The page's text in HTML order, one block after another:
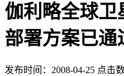
伽利略全球卫
部署方案已通
发布时间：2008-04-25 点击